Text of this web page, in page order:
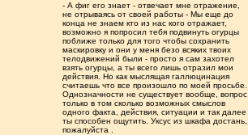
- А фиг его знает - отвечает мне отражение,
не отрываясь от своей работы - Мы еще до
конца не знаем кто из нас кого отражает,
возможно я попросил тебя подвинуть огурцы
поближе только для того чтобы сохранить
маскировку и они у меня безо всяких твоих
телодвижений были - просто я сам захотел
взять огурцы, а ты всего лишь отразил мои
действия. Но как мыслящая галлюцинация
считаешь что все произошло по моей просьбе.
Однозначности не существует вообще, вопрос
только в том сколько возможных смыслов
одного факта, действия, ситуации и так далее
ты способен ощутить. Уксус из шкафа достань,
пожалуйста .